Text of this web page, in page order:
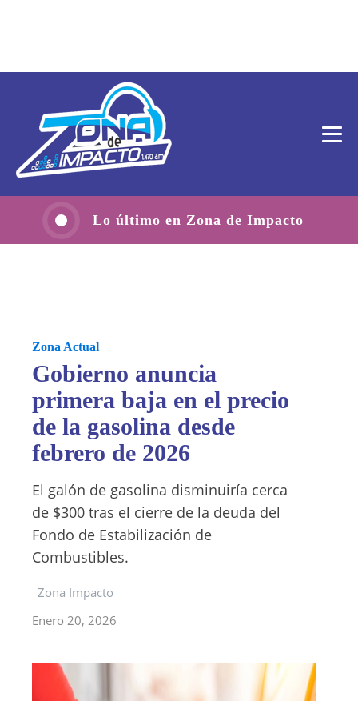
Lo último en Zona de Impacto
Zona Actual
Gobierno anuncia
primera baja en el precio
de la gasolina desde
febrero de 2026
El galón de gasolina disminuiría cerca
de $300 tras el cierre de la deuda del
Fondo de Estabilización de
Combustibles.
Zona Impacto
Enero 20, 2026